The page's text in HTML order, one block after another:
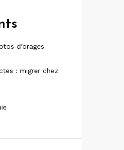
d’orages
: migrer chez